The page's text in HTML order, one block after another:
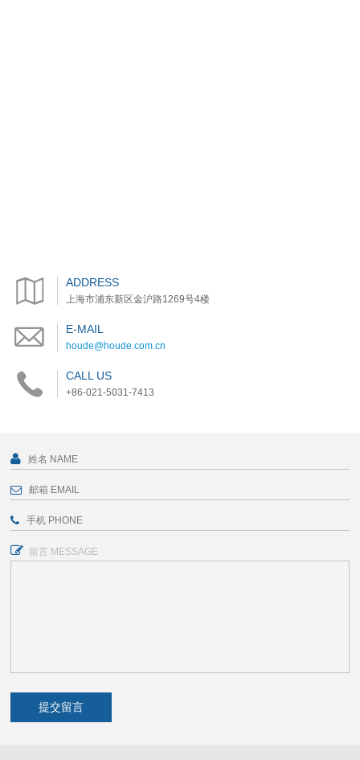
ADDRESS
上海市浦东新区金沪路1269号4楼
E-MAIL
houde@houde.com.cn
CALL US
+86-021-5031-7413
留言 MESSAGE
提交留言